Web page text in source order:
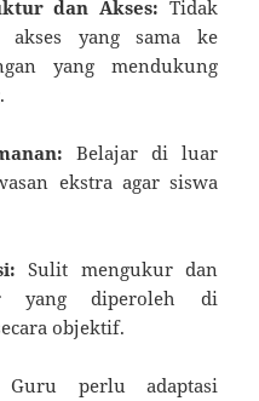
dan Akses: Tidak
akses yang sama ke
yang mendukung
Belajar di luar
ekstra agar siswa
Sulit mengukur dan
yang diperoleh di
objektif.
Guru perlu adaptasi